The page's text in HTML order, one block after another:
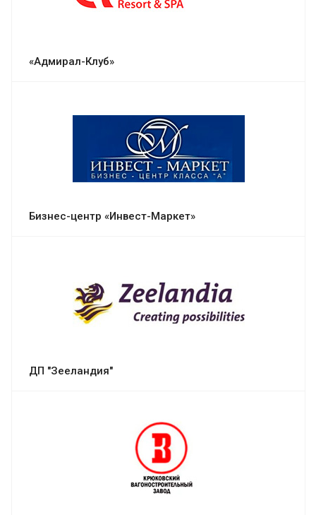
«Адмирал-Клуб»
Бизнес-центр «Инвест-Маркет»
ДП "Зееландия"